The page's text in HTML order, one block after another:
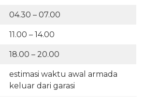
04.30 – 07.00
11.00 – 14.00
18.00 – 20.00
estimasi waktu awal armada
keluar dari garasi